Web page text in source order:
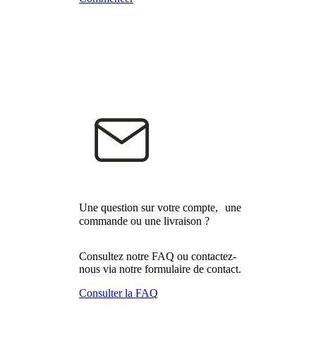
Une question sur votre compte, une
commande ou une livraison ?
Consultez notre FAQ ou contactez-
nous via notre formulaire de contact.
Consulter la FAQ